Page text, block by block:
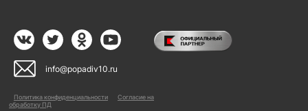
info@popadiv10.ru
Политика конфиденциальности
Согласие на
обработку ПД